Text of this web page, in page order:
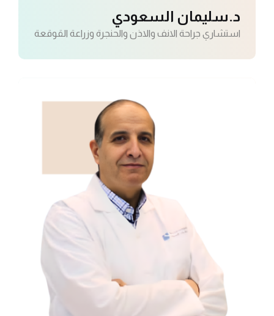
د.سليمان السعودي
استشاري جراحة الانف والاذن والحنجرة وزراعة القوقعة